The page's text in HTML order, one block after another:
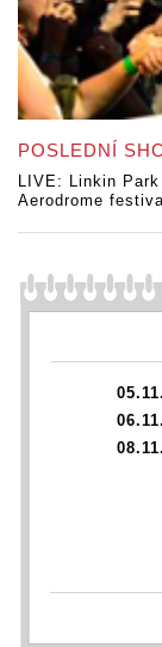
POSLEDNÍ
LIVE: Linkin
Aerodrome
05.11.
06.11.
08.11.